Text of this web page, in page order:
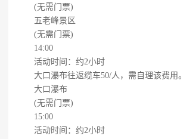
(无需门票)
五老峰景区
(无需门票)
14:00
活动时间：约2小时
大口瀑布往返缆车50/人，需自理该费用。
大口瀑布
(无需门票)
15:00
活动时间：约2小时